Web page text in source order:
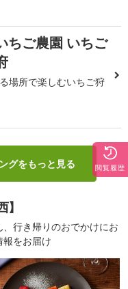
ちご農園 いちご
場所で楽しむいちご狩
グをもっと見る
行き帰りのおでかけにお
をお届け
閲覧履歴